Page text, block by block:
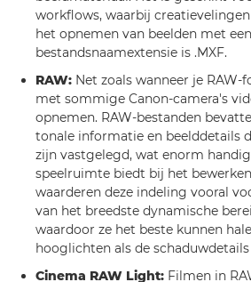
workflows, waarbij
het opnemen van beelden met
bestandsnaamextensie is .MXF.
RAW: Net zoals wanneer je RAW-
met sommige Canon-camera's
opnemen. RAW-bestanden
tonale informatie en beelddetails
zijn vastgelegd, wat enorm
speelruimte biedt bij het
waarderen deze indeling vooral
van het breedste dynamische
waardoor ze het beste kunnen
hooglichten als de
Cinema RAW Light: Filmen in